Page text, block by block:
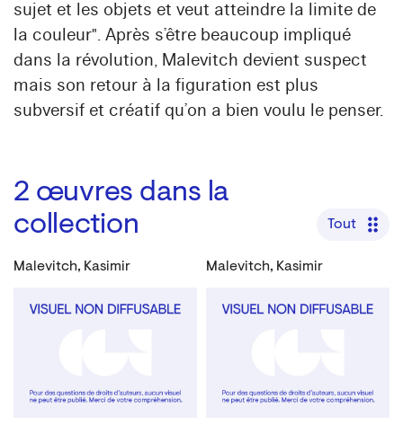
sujet et les objets et veut atteindre la limite de
la couleur". Après s’être beaucoup impliqué
dans la révolution, Malevitch devient suspect
mais son retour à la figuration est plus
subversif et créatif qu’on a bien voulu le penser.
2 œuvres dans la
collection
Tout
Malevitch, Kasimir Malevitch, Kasimir